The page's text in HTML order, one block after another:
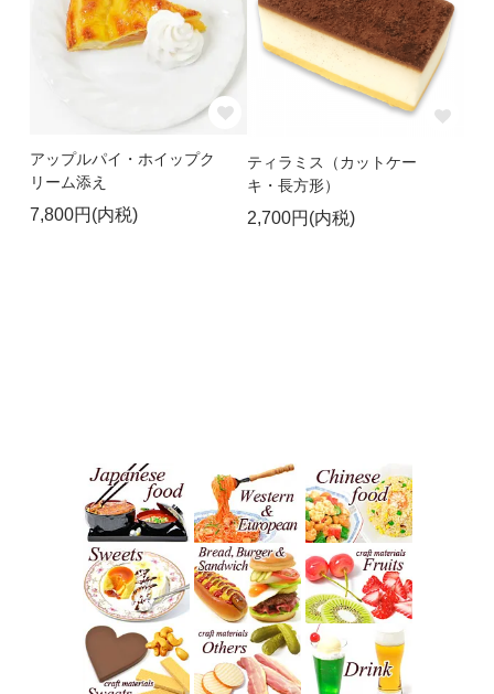
アップルパイ・ホイップク
リーム添え
7,800円(内税)
ティラミス（カットケー
キ・長方形）
2,700円(内税)